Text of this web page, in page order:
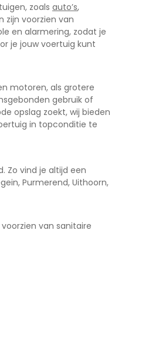
zoals auto’s,
zijn voorzien van
en alarmering, zodat je
je jouw voertuig kunt
motoren, als grotere
gebruik of
opslag zoekt, wij bieden
in topconditie te
Zo vind je altijd een
Purmerend, Uithoorn,
van sanitaire